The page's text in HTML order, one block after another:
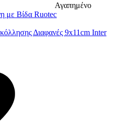
Αγαπημένο
με Βίδα Ruotec